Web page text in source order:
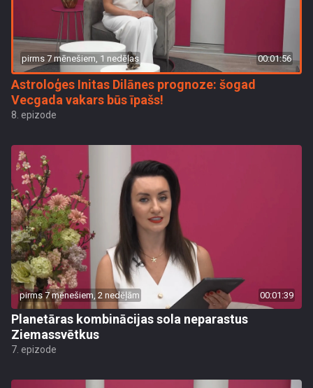
pirms 7 mēnešiem, 1 nedēļas 00:01:56
Astroloģes Initas Dilānes prognoze: šogad
Vecgada vakars būs īpašs!
8. epizode
pirms 7 mēnešiem, 2 nedēļām 00:01:39
Planetāras kombinācijas sola neparastus
Ziemassvētkus
7. epizode